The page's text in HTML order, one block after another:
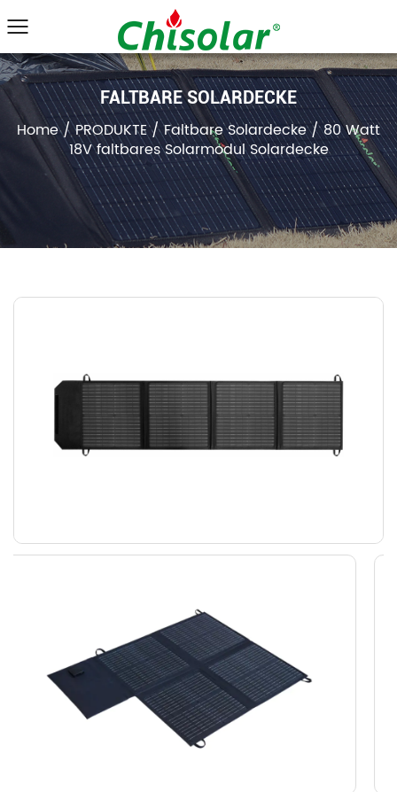
FALTBARE SOLARDECKE
Home/PRODUKTE/Faltbare Solardecke/80 Watt
18V faltbares Solarmodul Solardecke